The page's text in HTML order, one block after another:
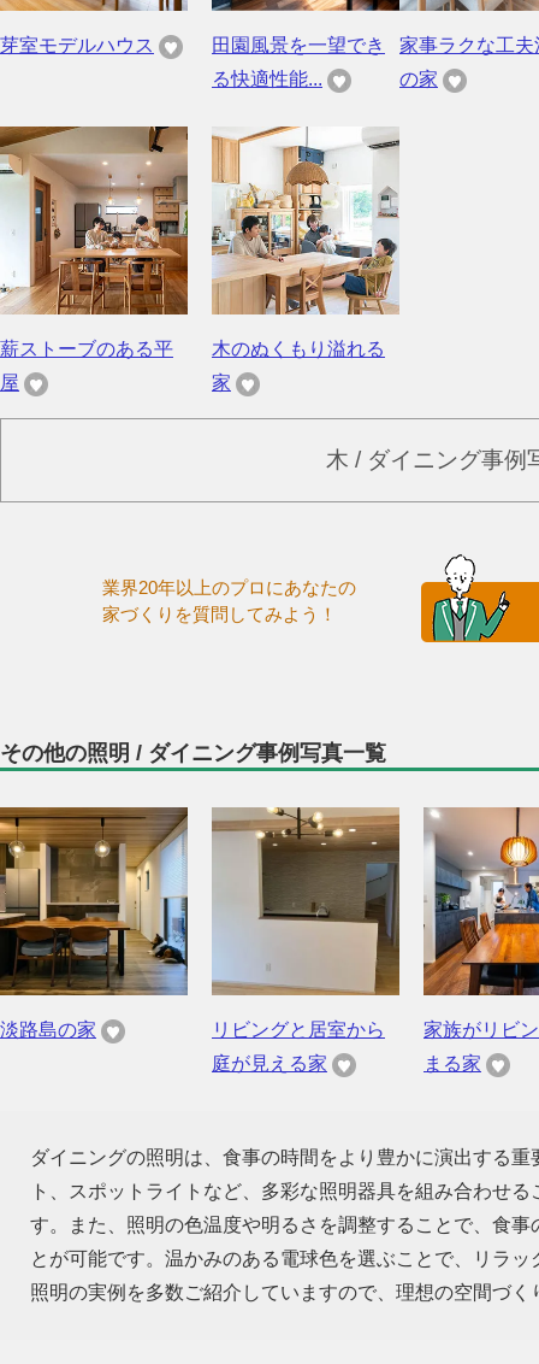
芽室モデルハウス
田園風景を一望でき
る快適性能...
家事ラクな工夫
の家
薪ストーブのある平
屋
木のぬくもり溢れる
家
木 / ダイニング事例
業界20年以上のプロにあなたの
家づくりを質問してみよう！
その他の照明 / ダイニング事例写真一覧
淡路島の家
リビングと居室から
庭が見える家
家族がリビ
まる家
ダイニングの照明は、食事の時間をより豊かに演出する
ト、スポットライトなど、多彩な照明器具を組み合わせ
す。また、照明の色温度や明るさを調整することで、食
とが可能です。温かみのある電球色を選ぶことで、リラ
照明の実例を多数ご紹介していますので、理想の空間づ